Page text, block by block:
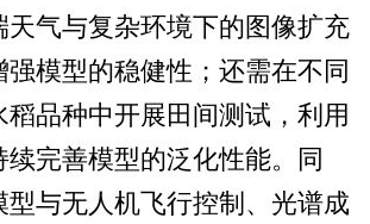
气与复杂环境下的图像扩充
模型的稳健性；还需在不同
品种中开展田间测试，利用
完善模型的泛化性能。同
与无人机飞行控制、光谱成